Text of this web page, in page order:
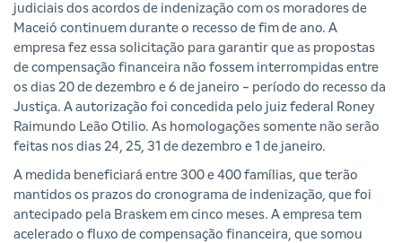
judiciais dos acordos de indenização com os moradores de
Maceió continuem durante o recesso de fim de ano. A
empresa fez essa solicitação para garantir que as propostas
de compensação financeira não fossem interrompidas entre
os dias 20 de dezembro e 6 de janeiro - período do recesso da
Justiça. A autorização foi concedida pelo juiz federal Roney
Raimundo Leão Otilio. As homologações somente não serão
feitas nos dias 24, 25, 31 de dezembro e 1 de janeiro.
A medida beneficiará entre 300 e 400 famílias, que terão
mantidos os prazos do cronograma de indenização, que foi
antecipado pela Braskem em cinco meses. A empresa tem
acelerado o fluxo de compensação financeira, que somou